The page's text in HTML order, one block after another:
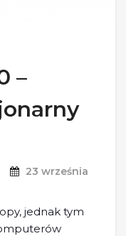
–
23 września
jednak tym